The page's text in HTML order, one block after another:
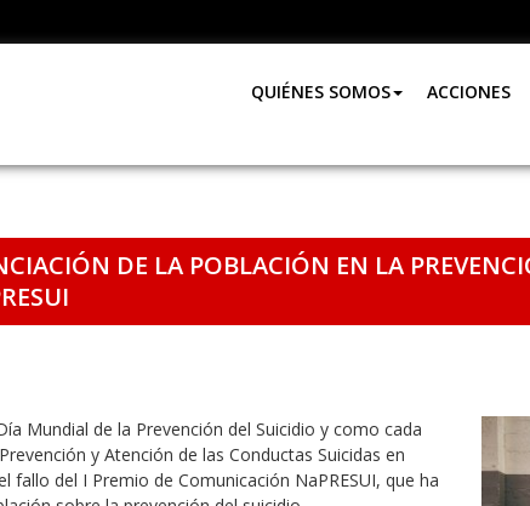
QUIÉNES SOMOS ACCIONES
DE LA POBLACIÓN EN LA
Mundial de la Prevención del Suicidio y como cada
y Atención de las Conductas Suicidas en
fallo del I Premio de Comunicación NaPRESUI, que ha